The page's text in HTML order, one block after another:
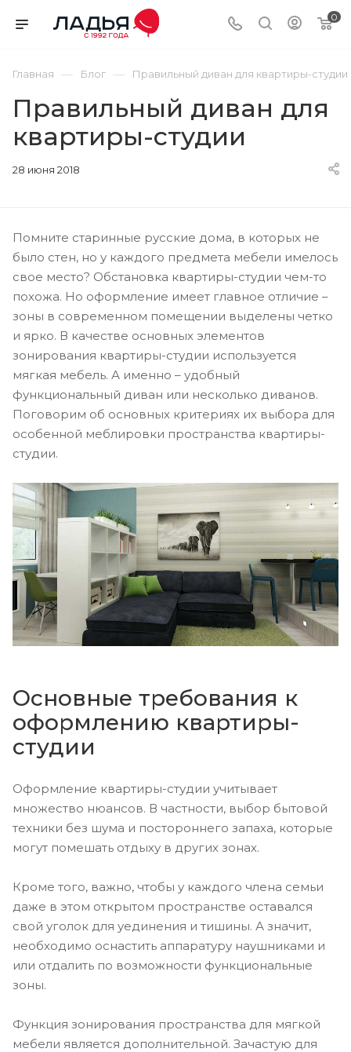
0
Главная — Блог — Правильный диван для квартиры-студии
Правильный диван для
квартиры-студии
28 июня 2018
Помните старинные русские дома, в которых не
было стен, но у каждого предмета мебели имелось
свое место? Обстановка квартиры-студии чем-то
похожа. Но оформление имеет главное отличие –
зоны в современном помещении выделены четко
и ярко. В качестве основных элементов
зонирования квартиры-студии используется
мягкая мебель. А именно – удобный
функциональный диван или несколько диванов.
Поговорим об основных критериях их выбора для
особенной меблировки пространства квартиры-
студии.
Основные требования к
оформлению квартиры-
студии
Оформление квартиры-студии учитывает
множество нюансов. В частности, выбор бытовой
техники без шума и постороннего запаха, которые
могут помешать отдыху в других зонах.
Кроме того, важно, чтобы у каждого члена семьи
даже в этом открытом пространстве оставался
свой уголок для уединения и тишины. А значит,
необходимо оснастить аппаратуру наушниками и
или отдалить по возможности функциональные
зоны.
Функция зонирования пространства для мягкой
мебели является дополнительной. Зачастую для